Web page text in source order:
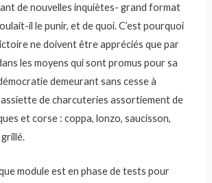
de nouvelles inquiètes- grand format
il le punir, et de quoi. C’est pourquoi
ne doivent être appréciés que par
les moyens qui sont promus pour sa
demeurant sans cesse à
de charcuteries assortiement de
et corse : coppa, lonzo, saucisson,
module est en phase de tests pour